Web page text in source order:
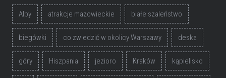
Alpy atrakcje mazowieckie białe szaleństwo
biegówki co zwiedzić w okolicy Warszawy deska
góry Hiszpania jezioro Kraków kąpielisko